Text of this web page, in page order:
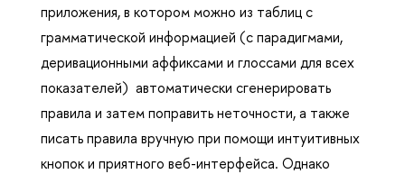
приложения, в котором можно из таблиц с
грамматической информацией (с парадигмами,
деривационными аффиксами и глоссами для всех
показателей) автоматически сгенерировать
правила и затем поправить неточности, а также
писать правила вручную при помощи интуитивных
кнопок и приятного веб-интерфейса. Однако